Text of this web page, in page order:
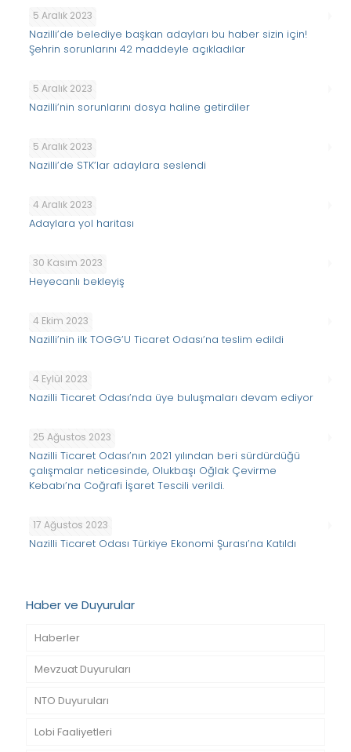
5 Aralık 2023
Nazilli’de belediye başkan adayları bu haber sizin için!
Şehrin sorunlarını 42 maddeyle açıkladılar
5 Aralık 2023
Nazilli’nin sorunlarını dosya haline getirdiler
5 Aralık 2023
Nazilli’de STK’lar adaylara seslendi
4 Aralık 2023
Adaylara yol haritası
30 Kasım 2023
Heyecanlı bekleyiş
4 Ekim 2023
Nazilli’nin ilk TOGG’U Ticaret Odası’na teslim edildi
4 Eylül 2023
Nazilli Ticaret Odası’nda üye buluşmaları devam ediyor
25 Ağustos 2023
Nazilli Ticaret Odası’nın 2021 yılından beri sürdürdüğü
çalışmalar neticesinde, Olukbaşı Oğlak Çevirme
Kebabı’na Coğrafi İşaret Tescili verildi.
17 Ağustos 2023
Nazilli Ticaret Odası Türkiye Ekonomi Şurası’na Katıldı
Haber ve Duyurular
Haberler
Mevzuat Duyuruları
NTO Duyuruları
Lobi Faaliyetleri